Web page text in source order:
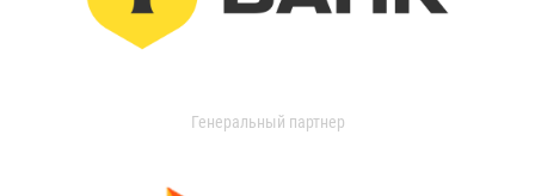
Генеральный партнер